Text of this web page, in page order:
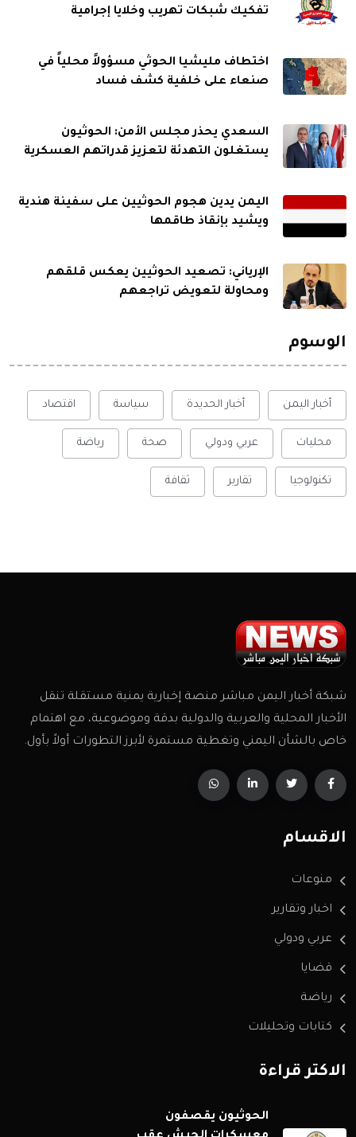
تفكيك شبكات تهريب وخلايا إجرامية
اختطاف مليشيا الحوثي مسؤولاً محلياً في
صنعاء على خلفية كشف فساد
السعدي يحذر مجلس الأمن: الحوثيون
يستغلون التهدئة لتعزيز قدراتهم العسكرية
اليمن يدين هجوم الحوثيين على سفينة هندية
ويشيد بإنقاذ طاقمها
الإرياني: تصعيد الحوثيين يعكس قلقهم
ومحاولة لتعويض تراجعهم
الوسوم
أخبار اليمن أخبار الحديدة سياسة اقتصاد
محليات عربي ودولي صحة رياضة
تكنولوجيا تقارير ثقافة
شبكة أخبار اليمن مباشر منصة إخبارية يمنية مستقلة تنقل
الأخبار المحلية والعربية والدولية بدقة وموضوعية، مع اهتمام
خاص بالشأن اليمني وتغطية مستمرة لأبرز التطورات أولاً بأول.
الاقسام
منوعات
اخبار وتقارير
عربي ودولي
قضايا
رياضة
كتابات وتحليلات
الاكثر قراءة
الحوثيون يقصفون